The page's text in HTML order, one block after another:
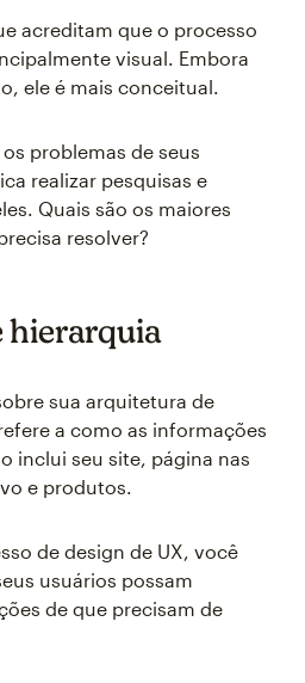
acreditam que o processo
visual. Embora
ele é mais conceitual.
problemas de seus
realizar pesquisas e
Quais são os maiores
resolver?
hierarquia
sua arquitetura de
a como as informações
inclui seu site, página nas
e produtos.
de design de UX, você
usuários possam
de que precisam de